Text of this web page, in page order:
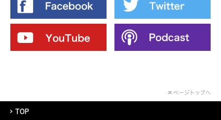
ページトップへ
TOP